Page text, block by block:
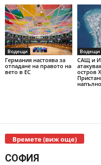
Водещи
Германия настоява за
отпадане на правото на
вето в ЕС
Водещи
САЩ и
остров
Времете (виж още)
СОФИЯ